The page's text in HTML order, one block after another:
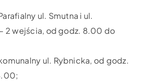
ul. Smutna i ul.
2 wejścia, od godz. 8.00 do
ul. Rybnicka, od godz.